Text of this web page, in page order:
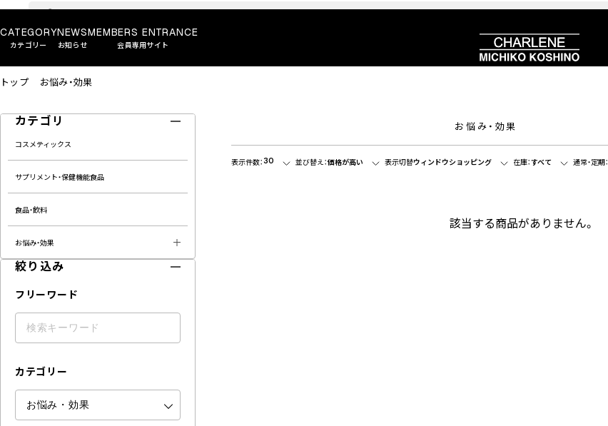
CATEGORY
カテゴリー
NEWS
お知らせ
MEMBERS ENTRANCE
会員専用サイト
トップ お悩み・効果
カテゴリ
コスメティックス
サプリメント・保健機能食品
食品・飲料
お悩み・効果
絞り込み
フリーワード
カテゴリー
お悩み・効果
表示件数：30 並び替え：価格が高い 表示切替ウィンドウショッピング 在庫：すべて 通常・定期：
該当する商品がありません。